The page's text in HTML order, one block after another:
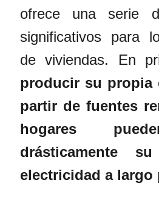
ofrece una serie
significativos para
de viviendas. En
producir su propia
partir de fuentes
hogares
drásticamente
electricidad a largo